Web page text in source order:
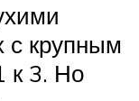
крупным
к 3. Но